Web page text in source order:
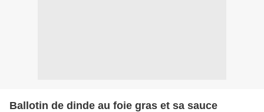
Ballotin de dinde au foie gras et sa sauce